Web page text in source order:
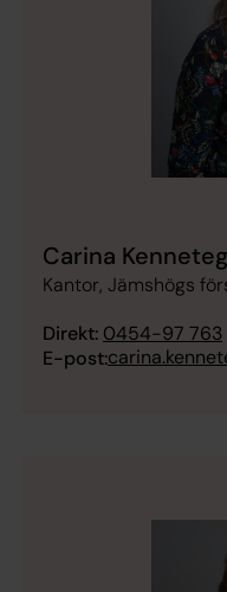
Carina Kenneteg
Kantor, Jämshögs
Direkt: 0454-97 763
E-post: